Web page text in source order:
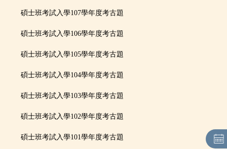
招生重要日程
招生系所及名額
網路作業系統
各系所特色及課程規劃
相關法則
報名情形一覽表
碩士班考試入學107學年度考古題
碩士班考試入學106學年度考古題
碩士班考試入學105學年度考古題
碩士班考試入學104學年度考古題
碩士班考試入學103學年度考古題
碩士班考試入學102學年度考古題
碩士班考試入學101學年度考古題